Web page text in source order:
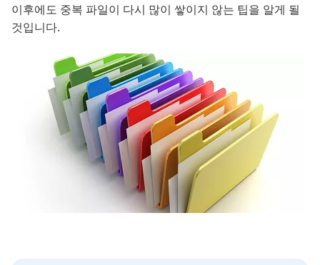
이후에도 중복 파일이 다시 많이 쌓이지 않는 팁을 알게 될
것입니다.